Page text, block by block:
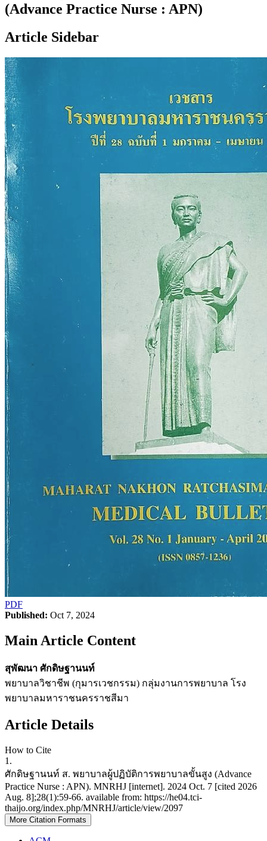
(Advance Practice Nurse : APN)
Article Sidebar
PDF
Published: Oct 7, 2024
Main Article Content
สุพัฒนา ศักดิษฐานนท์
พยาบาลวิชาชีพ (กุมารเวชกรรม) กลุ่มงานการพยาบาล โรง
พยาบาลมหาราชนครราชสีมา
Article Details
How to Cite
1.
ศักดิษฐานนท์ ส. พยาบาลผู้ปฏิบัติการพยาบาลขั้นสูง (Advance
Practice Nurse : APN). MNRHJ [internet]. 2024 Oct. 7 [cited 2026
Aug. 8];28(1):59-66. available from: https://he04.tci-
thaijo.org/index.php/MNRHJ/article/view/2097
More Citation Formats